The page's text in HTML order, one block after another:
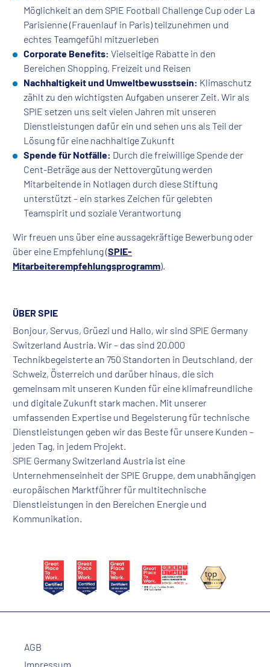
ÜBER SPIE
Bonjour, Servus, Grüezi und Hallo, wir sind SPIE Germany
Switzerland Austria. Wir – das sind 20.000
Technikbegeisterte an 750 Standorten in Deutschland, der
Schweiz, Österreich und darüber hinaus, die sich
gemeinsam mit unseren Kunden für eine klimafreundliche
und digitale Zukunft stark machen. Mit unserer
umfassenden Expertise und Begeisterung für technische
Dienstleistungen geben wir das Beste für unsere Kunden –
jeden Tag, in jedem Projekt.
SPIE Germany Switzerland Austria ist eine
Unternehmenseinheit der SPIE Gruppe, dem unabhängigen
europäischen Marktführer für multitechnische
Dienstleistungen in den Bereichen Energie und
Kommunikation.
Möglichkeit an dem SPIE Football Challenge Cup oder La
Parisienne (Frauenlauf in Paris) teilzunehmen und
echtes Teamgefühl mitzuerleben
Corporate Benefits: Vielseitige Rabatte in den
Bereichen Shopping, Freizeit und Reisen
Nachhaltigkeit und Umweltbewusstsein: Klimaschutz
zählt zu den wichtigsten Aufgaben unserer Zeit. Wir als
SPIE setzen uns seit vielen Jahren mit unseren
Dienstleistungen dafür ein und sehen uns als Teil der
Lösung für eine nachhaltige Zukunft
Spende für Notfälle: Durch die freiwillige Spende der
Cent-Beträge aus der Nettovergütung werden
Mitarbeitende in Notlagen durch diese Stiftung
unterstützt – ein starkes Zeichen für gelebten
Teamspirit und soziale Verantwortung
Wir freuen uns über eine aussagekräftige Bewerbung oder
über eine Empfehlung (SPIE-
Mitarbeiterempfehlungsprogramm).
AGB
Impressum